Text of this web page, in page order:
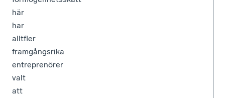
här
har
alltfler
framgångsrika
entreprenörer
valt
att